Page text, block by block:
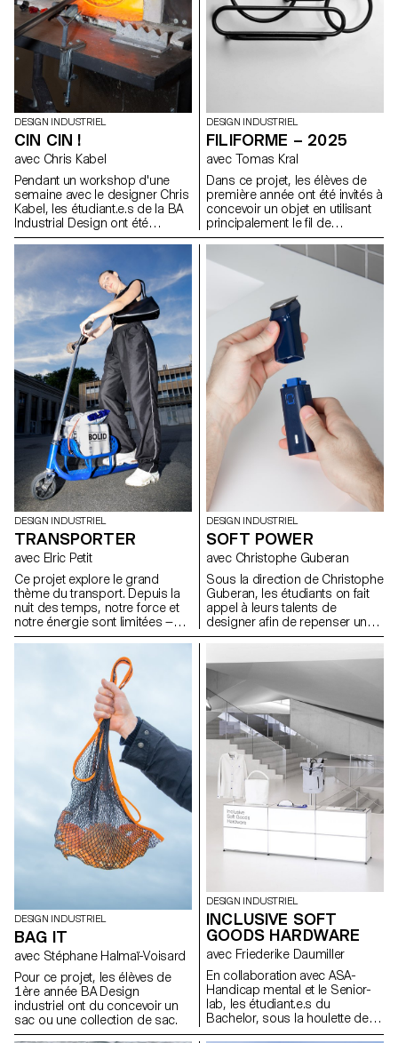
DESIGN INDUSTRIEL
CIN CIN !
avec Chris Kabel
Pendant un workshop d'une
semaine avec le designer Chris
Kabel, les étudiant.e.s de la BA
Industrial Design ont été
invité.e.s à concevoir un verre
pour une boisson de leur choix,
qu'il s'agisse d'un cocktail,
d'une bière fraîche, d'un
Negroni traditionnel ou
simplement d'un verre à eau
pour étancher leur soif. Les
designs finaux reflètent les
caractéristiques de la boisson
ou soulignent la façon dont la
boisson est préparée, servie et
bue. Tous les verres ont été
soufflés dans la cour de l'ECAL
avec le soutien des artisan.e.s
du fabricant de verre suisse
Niesenglass.
DESIGN INDUSTRIEL
FILIFORME – 2025
avec Tomas Kral
Dans ce projet, les élèves de
première année ont été invités à
concevoir un objet en utilisant
principalement le fil de
fercomme matériau de
création. L’objectif était
d’explorer les possibilités
expressives et structurelles de
cette matière linéaire et
malléable, en développant une
approche personnelle et
innovante. Plier, tordre, tresser
ou souder le fil devenait un
moyen d’expérimenter la forme,
l’équilibre et la légèreté, tout en
repensant la fonction de l’objet
à travers la contrainte du
matériau.
DESIGN INDUSTRIEL
TRANSPORTER
avec Elric Petit
Ce projet explore le grand
thème du transport. Depuis la
nuit des temps, notre force et
notre énergie sont limitées —
c’est pourquoi nous avons
pour déplacer les choses qui
nous entourent. Les élèves de
première année devaient
concevoir un objet capable de
déplacer ou de transporter
intelligemment et
confortablement les éléments
de leur choix.
DESIGN INDUSTRIEL
SOFT POWER
avec Christophe Guberan
Sous la direction de Christophe
Guberan, les étudiants on fait
appel à leurs talents de
designer afin de repenser un
objet du quotidient qui
d’énergie qu’il ne devrait.Grace
à leurs sens de l’observation ils
ont choisis une typologie
d’objet contemporain
énergivore et on réduit sa
dépendance en énergie lors de
son utilisation.
DESIGN INDUSTRIEL
BAG IT
avec Stéphane Halmaï-Voisard
Pour ce projet, les élèves de
1ère année BA Design
industriel ont du concevoir un
sac ou une collection de sac.
DESIGN INDUSTRIEL
INCLUSIVE SOFT
GOODS HARDWARE
avec Friederike Daumiller
En collaboration avec ASA-
Handicap mental et le Senior-
lab, les étudiant.e.s du
Bachelor, sous la houlette de la
designer Friederike Daumiller,